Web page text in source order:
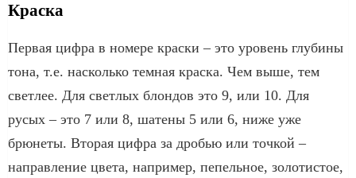
Краска
Первая цифра в номере краски – это уровень глубины
тона, т.е. насколько темная краска. Чем выше, тем
светлее. Для светлых блондов это 9, или 10. Для
русых – это 7 или 8, шатены 5 или 6, ниже уже
брюнеты. Вторая цифра за дробью или точкой –
направление цвета, например, пепельное, золотистое,